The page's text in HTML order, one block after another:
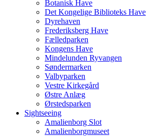
Botanisk Have
Det Kongelige Biblioteks Have
Dyrehaven
Frederiksberg Have
Fælledparken
Kongens Have
Mindelunden Ryvangen
Søndermarken
Valbyparken
Vestre Kirkegård
Østre Anlæg
Ørstedsparken
Sightseeing
Amalienborg Slot
Amalienborgmuseet